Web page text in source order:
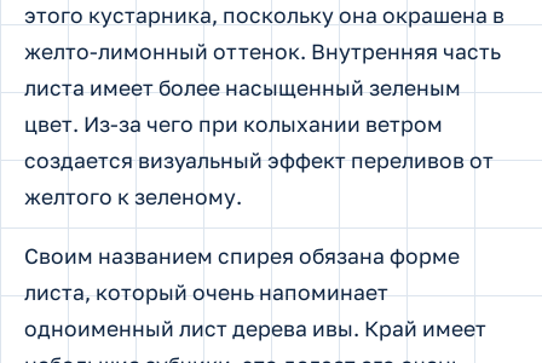
этого кустарника, поскольку она окрашена в
желто-лимонный оттенок. Внутренняя часть
листа имеет более насыщенный зеленым
цвет. Из-за чего при колыхании ветром
создается визуальный эффект переливов от
желтого к зеленому.
Своим названием спирея обязана форме
листа, который очень напоминает
одноименный лист дерева ивы. Край имеет